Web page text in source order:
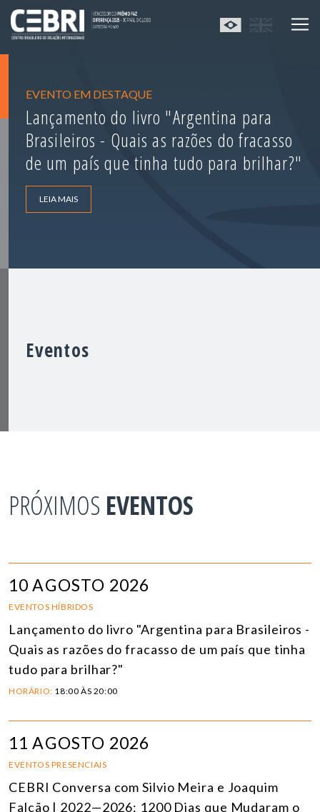
EVENTO EM DESTAQUE
Lançamento do livro "Argentina para
Brasileiros - Quais as razões do fracasso
de um país que tinha tudo para brilhar?"
LEIA MAIS
Eventos
PRÓXIMOS EVENTOS
10 AGOSTO 2026
EVENTOS HÍBRIDOS
Lançamento do livro "Argentina para Brasileiros -
Quais as razões do fracasso de um país que tinha
tudo para brilhar?"
HORÁRIO: 18:00 ÀS 20:00
11 AGOSTO 2026
EVENTOS PRESENCIAIS
CEBRI Conversa com Silvio Meira e Joaquim
Falcão | 2022—2026: 1200 Dias que Mudaram o